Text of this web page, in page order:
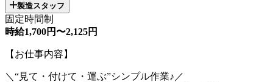
製造スタッフ
固定時間制
時給1,700円〜2,125円
【お仕事内容】
＼“見て・付けて・運ぶ”シンプル作業♪／